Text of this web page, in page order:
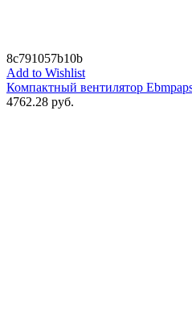
8c791057b10b
Add to Wishlist
Компактный вентилятор
4762.28 руб.